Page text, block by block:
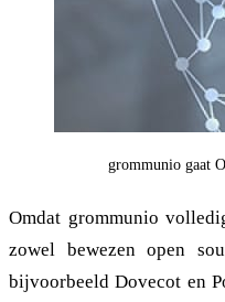
grommunio gaat
Omdat grommunio
zowel bewezen open
bijvoorbeeld Dovecot en